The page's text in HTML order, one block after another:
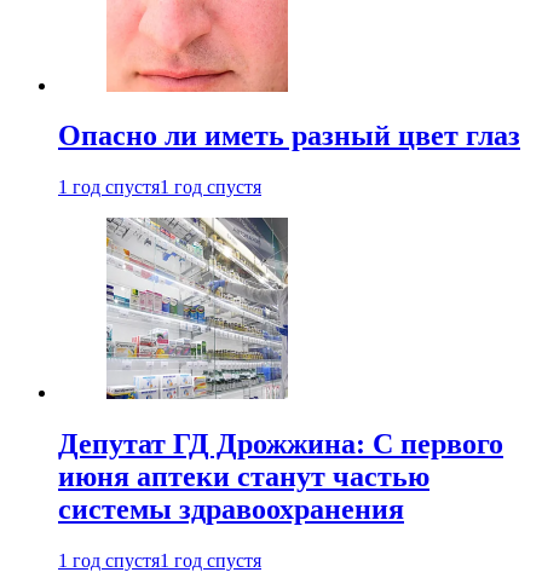
Опасно ли иметь разный цвет глаз
1 год спустя1 год спустя
Депутат ГД Дрожжина: С первого
июня аптеки станут частью
системы здравоохранения
1 год спустя1 год спустя